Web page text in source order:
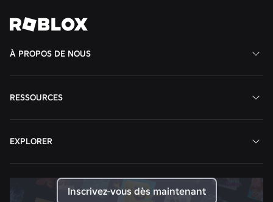
Voir toutes les actualités
À PROPOS DE NOUS
RESSOURCES
EXPLORER
Inscrivez-vous dès maintenant